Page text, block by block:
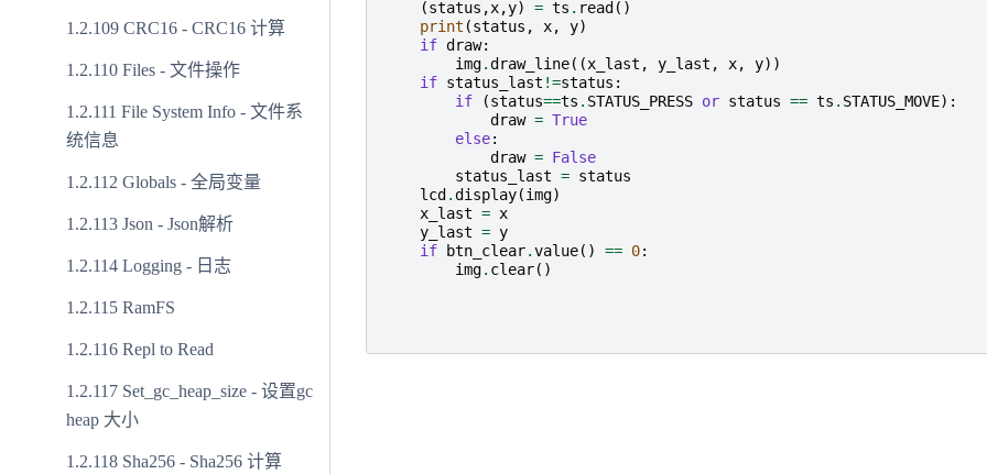
CRC16 - CRC16 计算
Files - 文件操作
File System Info - 文件系
统信息
Globals - 全局变量
Json - Json解析
Logging - 日志
RamFS
Repl to Read
Set_gc_heap_size - 设置gc
heap 大小
Sha256 - Sha256 计算
(status ,x,y) = ts . read ()
print (status , x, y)
if draw:
img.draw_line((x_last , y_last , x, y))
if status_last !=status :
if
(status==ts . STATUS_PRESS or status == ts . STATUS_MOVE):
draw = True
else:
draw = False
status_last = status
lcd .display(img)
x_last = x
y_last = y
if
btn_clear.value() == 0:
img. clear()